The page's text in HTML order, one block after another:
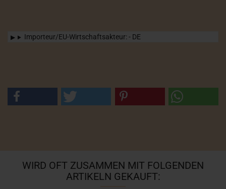
Importeur/EU-Wirtschaftsakteur: - DE
WIRD OFT ZUSAMMEN MIT FOLGENDEN
ARTIKELN GEKAUFT: